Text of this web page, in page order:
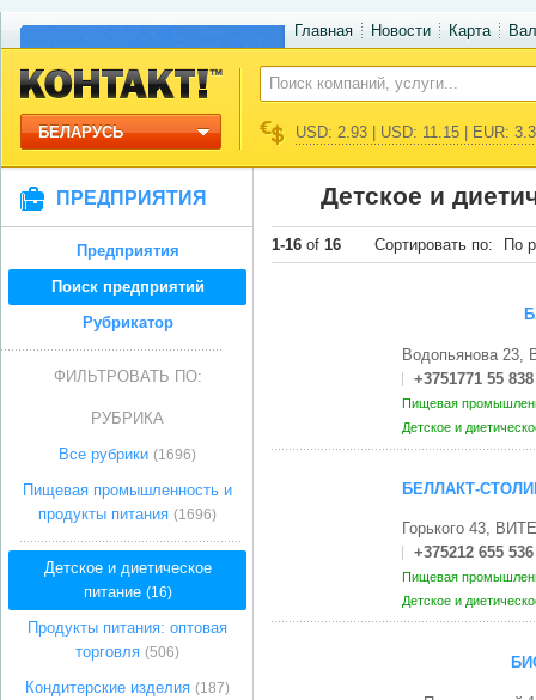
Главная Новости Карта
БЕЛАРУСЬ USD: 2.93 | USD: 11.15 | EUR:
ПРЕДПРИЯТИЯ
Предприятия
Поиск предприятий
Рубрикатор
ФИЛЬТРОВАТЬ ПО:
РУБРИКА
Все рубрики (1696)
Пищевая промышленность и
продукты питания (1696)
Детское и диетическое
питание (16)
Продукты питания: оптовая
торговля (506)
Кондитерские изделия (187)
Детское и
1-16 of 16 Сортировать по: По
Водопьянова
+3751771 55 838
Пищевая
Детское и
БЕЛЛАКТ-
Горького 43,
+375212 655 536
Пищевая
Детское и